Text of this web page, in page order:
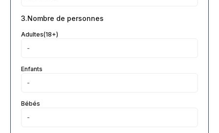
3.Nombre de personnes
Adultes(18+)
Enfants
Bébés